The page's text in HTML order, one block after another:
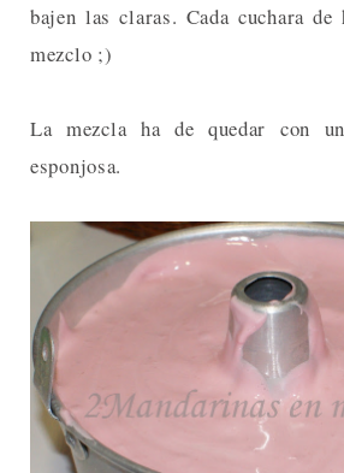
bajen las claras. Cada cuchara
mezclo ;)
La mezcla ha de quedar con
esponjosa.